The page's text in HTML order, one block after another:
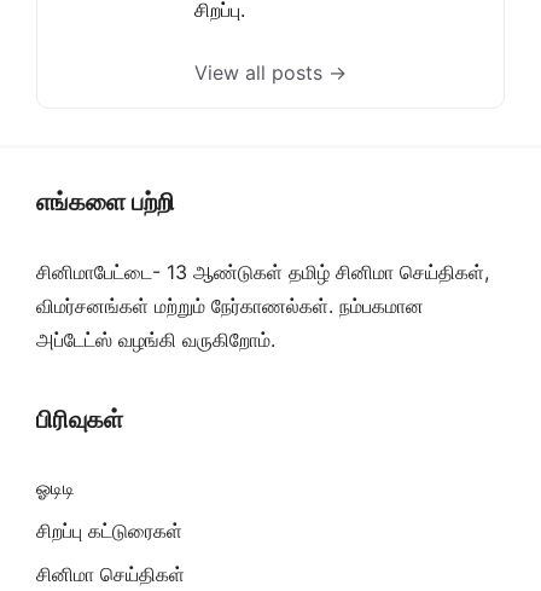
சிறப்பு.
View all posts →
எங்களை பற்றி
சினிமாபேட்டை- 13 ஆண்டுகள் தமிழ் சினிமா செய்திகள்,
விமர்சனங்கள் மற்றும் நேர்காணல்கள். நம்பகமான
அப்டேட்ஸ் வழங்கி வருகிறோம்.
பிரிவுகள்
ஓடிடி
சிறப்பு கட்டுரைகள்
சினிமா செய்திகள்